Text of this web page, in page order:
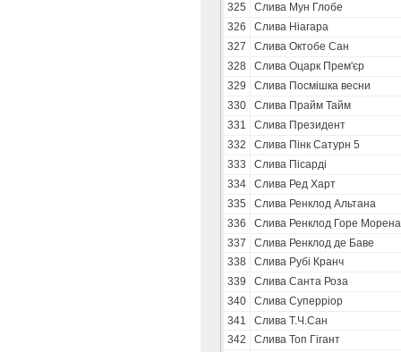
325
Слива Мун Глобе
326
Слива Ніагара
327
Слива Октобе Сан
328
Слива Оцарк Прем'єр
329
Слива Посмішка весни
330
Слива Прайм Тайм
331
Слива Президент
332
Слива Пінк Сатурн 5
333
Слива Пісарді
334
Слива Ред Харт
335
Слива Ренклод Альтана
336
Слива Ренклод Горе Морена
337
Слива Ренклод де Баве
338
Слива Рубі Кранч
339
Слива Санта Роза
340
Слива Суперріор
341
Слива Т.Ч.Сан
342
Слива Топ Гігант